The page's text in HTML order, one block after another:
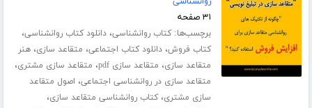
۳۱ صفحه
برچسب‌ها:کتاب روانشناسی،دانلود کتاب روانشناسی،
کتاب فروش،دانلود کتاب اجتماعی، متقاعد سازی،هنر
متقاعد سازی، متقاعد سازی pdf ، متقاعد سازی مشتری،
متقاعد سازی در روانشناسی اجتماعی، اصول متقاعد
سازی مشتری،کتاب روانشناسی متقاعد سازی،